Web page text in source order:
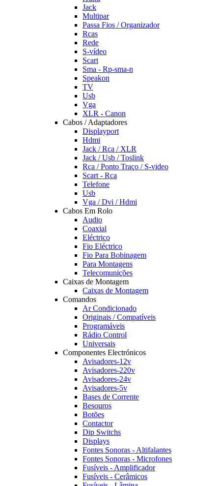
Jack
Multipar
Passa Fios / Organizador
Rcas
Rede
S-vídeo
Scart
Sma - Rp-sma-n
Speakon
TV
Usb
Vga
XLR - Canon
Cabos / Adaptadores
Displayport
Hdmi
Jack / Rca / XLR
Jack / Usb / Toslink
Rca / Ponto Traço / S-video
Scart - Rca
Telefone
Usb
Vga / Dvi / Hdmi
Cabos Em Rolo
Audio
Coaxial
Eléctrico
Fio Eléctrico
Fio Para Bobinagem
Para Montagens
Telecomunições
Caixas de Montagem
Caixas de Montagem
Comandos
Ar Condicionado
Originais / Compatíveis
Programáveis
Rádio Control
Universais
Componentes Electrónicos
Avisadores-12v
Avisadores-220v
Avisadores-24v
Avisadores-5v
Bases de Corrente
Besouros
Botões
Contactor
Dip Switchs
Displays
Fontes Sonoras - Altifalantes
Fontes Sonoras - Microfones
Fusíveis - Amplificador
Fusíveis - Cerâmicos